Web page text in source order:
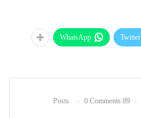
Twitter
WhatsApp
89 Posts
0 Comments